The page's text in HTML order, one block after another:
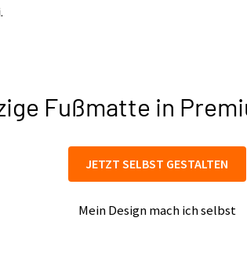
Fußmatte in
JETZT SELBST GESTALTEN
Mein Design mach ich selbst